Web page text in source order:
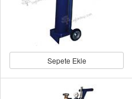
Sepete Ekle